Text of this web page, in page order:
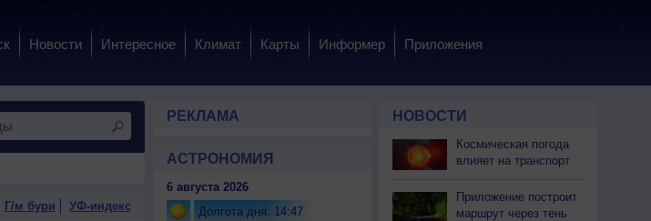
Новости Интересное Климат Карты Информер Приложения
Г/м бури УФ-индекс
РЕКЛАМА
АСТРОНОМИЯ
6 августа 2026
Долгота дня: 14:47
НОВОСТИ
Космическая погода
влияет на транспорт
Приложение построит
маршрут через тень